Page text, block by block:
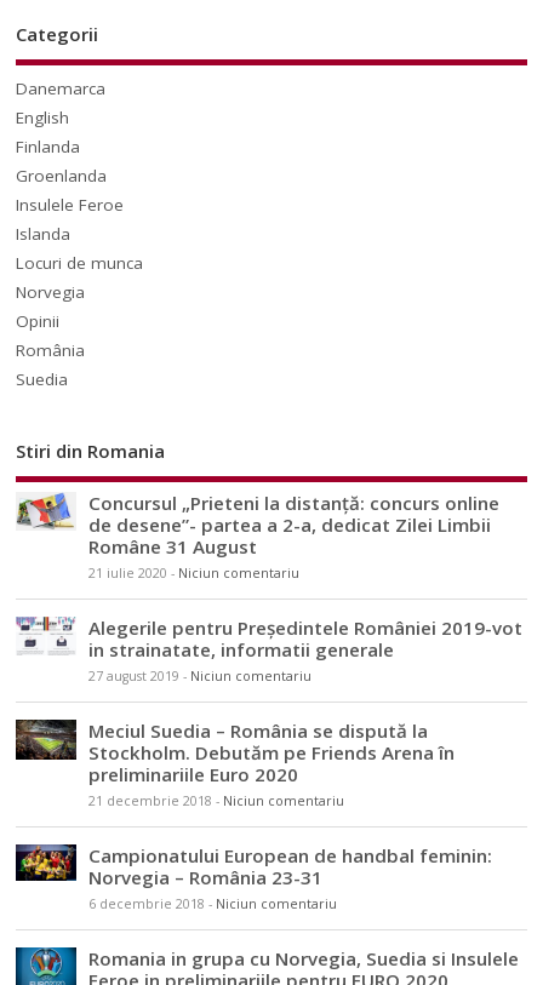
Categorii
Danemarca
English
Finlanda
Groenlanda
Insulele Feroe
Islanda
Locuri de munca
Norvegia
Opinii
România
Suedia
Stiri din Romania
Concursul „Prieteni la distanță: concurs online
de desene”- partea a 2-a, dedicat Zilei Limbii
Române 31 August
21 iulie 2020 - Niciun comentariu
Alegerile pentru Președintele României 2019-vot
in strainatate, informatii generale
27 august 2019 - Niciun comentariu
Meciul Suedia – România se dispută la
Stockholm. Debutăm pe Friends Arena în
preliminariile Euro 2020
21 decembrie 2018 - Niciun comentariu
Campionatului European de handbal feminin:
Norvegia – România 23-31
6 decembrie 2018 - Niciun comentariu
Romania in grupa cu Norvegia, Suedia si Insulele
Feroe in preliminariile pentru EURO 2020